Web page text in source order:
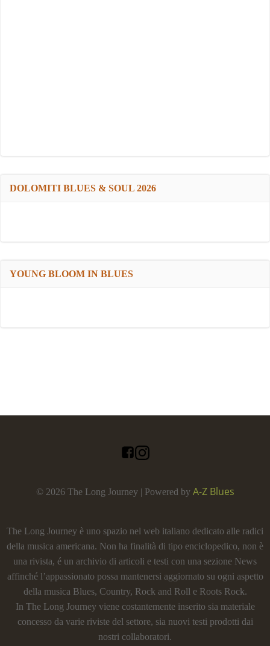
DOLOMITI BLUES & SOUL 2026
YOUNG BLOOM IN BLUES
© 2026 The Long Journey | Powered by A-Z Blues
The Long Journey è uno spazio nel web italiano dedicato alle radici
della musica americana. Non ha finalità di tipo enciclopedico, non è
una rivista, é un archivio di articoli e testi con una sezione News
affinché l’appassionato possa mantenersi aggiornato su ogni aspetto
della musica Blues, Country, Rock and Roll e Roots Rock.
In The Long Journey viene costantemente inserito sia materiale
concesso da varie riviste del settore, sia nuovi testi prodotti dai
nostri collaboratori.